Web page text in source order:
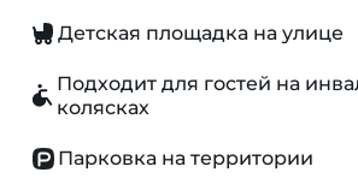
Детская площадка на улице
Подходит для гостей на
колясках
Парковка на территории